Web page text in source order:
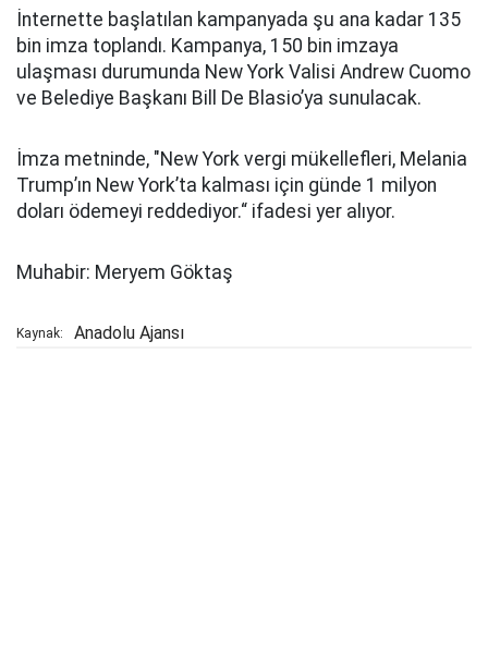
İnternette başlatılan kampanyada şu ana kadar 135
bin imza toplandı. Kampanya, 150 bin imzaya
ulaşması durumunda New York Valisi Andrew Cuomo
ve Belediye Başkanı Bill De Blasio’ya sunulacak.
İmza metninde, "New York vergi mükellefleri, Melania
Trump’ın New York’ta kalması için günde 1 milyon
doları ödemeyi reddediyor.“ ifadesi yer alıyor.
Muhabir: Meryem Göktaş
Kaynak: Anadolu Ajansı